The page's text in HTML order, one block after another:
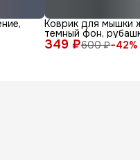
349 ₽600 ₽−42%
Коврик для мышки
темный фон,